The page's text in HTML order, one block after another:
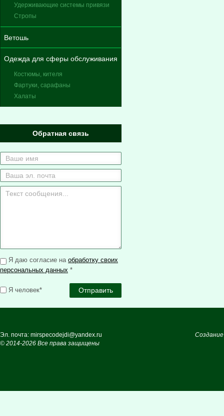
Удерживающие системы привязи
Стропы
Ветошь
Одежда для сферы обслуживания
Костюмы, кителя
Фартуки, сарафаны
Халаты
Обратная связь
Я даю согласие на обработку своих
персональных данных *
Я человек*
Эл. почта: mirspecodejdi@yandex.ru
© 2014-2026 Все права защищены